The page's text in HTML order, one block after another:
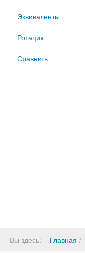
Эквиваленты
Ротация
Сравнить
Вы здесь: Главная